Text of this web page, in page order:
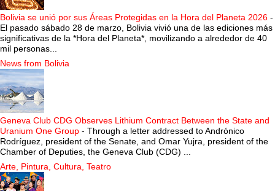
Bolivia se unió por sus Áreas Protegidas en la Hora del Planeta 2026 -
El pasado sábado 28 de marzo, Bolivia vivió una de las ediciones más
significativas de la *Hora del Planeta*, movilizando a alrededor de 40
mil personas...
News from Bolivia
Geneva Club CDG Observes Lithium Contract Between the State and
Uranium One Group - Through a letter addressed to Andrónico
Rodríguez, president of the Senate, and Omar Yujra, president of the
Chamber of Deputies, the Geneva Club (CDG) ...
Arte, Pintura, Cultura, Teatro